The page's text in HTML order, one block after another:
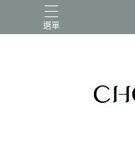
選單
文化幣